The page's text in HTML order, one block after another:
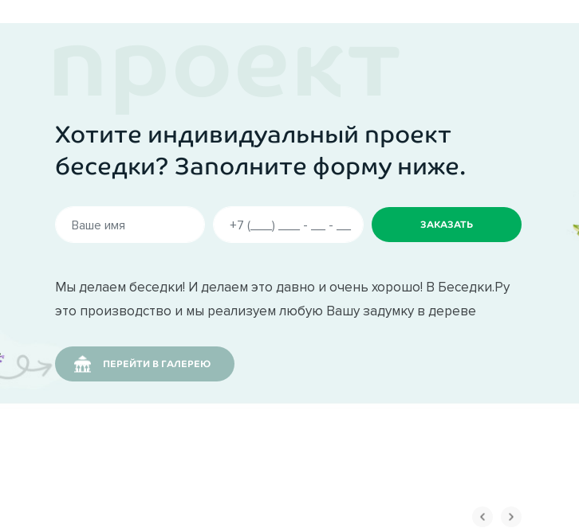
Хотите индивидуальный проект
беседки? Заполните форму ниже.
Мы делаем беседки! И делаем это давно и очень хорошо! В Беседки.Ру
это производство и мы реализуем любую Вашу задумку в дереве
ПЕРЕЙТИ В ГАЛЕРЕЮ